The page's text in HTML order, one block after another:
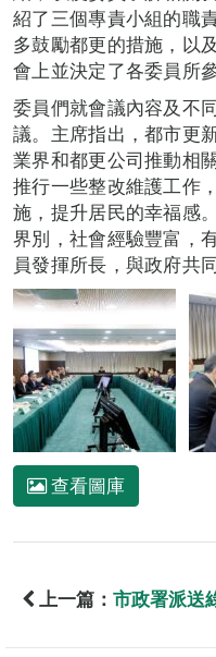
紹了三個專責小組的職
多鼓勵都更的措施，以
會上並決定了各委員所
委員們就會議內容及不
議。主席指出，都市更
業界和都更公司推動相
推行一些整改維護工作
施，提升居民的幸福感
界別，社會經驗豐富，
員發揮所長，與政府共
查看圖庫
上一篇： 市政署派送